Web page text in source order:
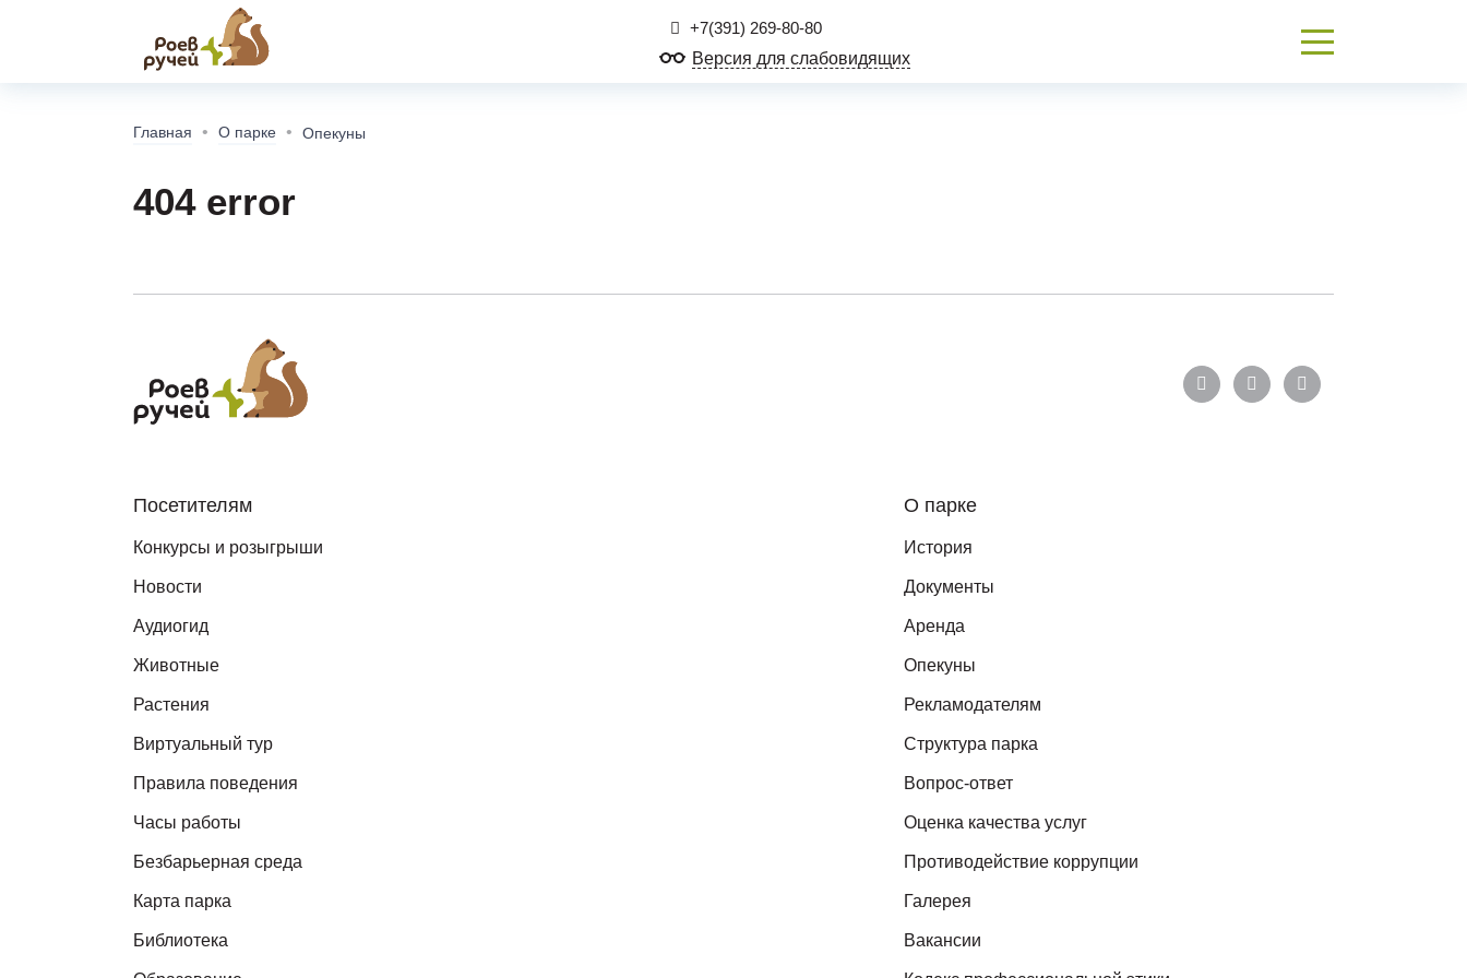
+7(391) 269-80-80
Версия для слабовидящих
Главная О парке Опекуны
404 error
Посетителям
Конкурсы и розыгрыши
Новости
Аудиогид
Животные
Растения
Виртуальный тур
Правила поведения
Часы работы
Безбарьерная среда
Карта парка
Библиотека
О парке
История
Документы
Аренда
Опекуны
Рекламодателям
Структура парка
Вопрос-ответ
Оценка качества услуг
Противодействие коррупции
Галерея
Вакансии